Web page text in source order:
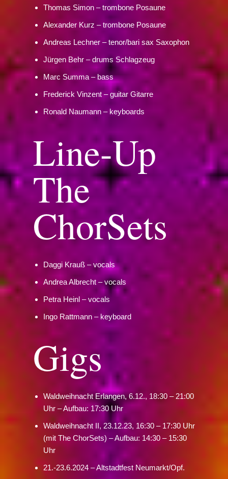
Thomas Simon – trombone Posaune
Alexander Kurz – trombone Posaune
Andreas Lechner – tenor/bari sax Saxophon
Jürgen Behr – drums Schlagzeug
Marc Summa – bass
Frederick Vinzent – guitar Gitarre
Ronald Naumann – keyboards
Line-Up
The
ChorSets
Daggi Krauß – vocals
Andrea Albrecht – vocals
Petra Heinl – vocals
Ingo Rattmann – keyboard
Gigs
Waldweihnacht Erlangen, 6.12., 18:30 – 21:00
Uhr – Aufbau: 17:30 Uhr
Waldweihnacht II, 23.12.23, 16:30 – 17:30 Uhr
(mit The ChorSets) – Aufbau: 14:30 – 15:30
Uhr
21.-23.6.2024 – Altstadtfest Neumarkt/Opf.